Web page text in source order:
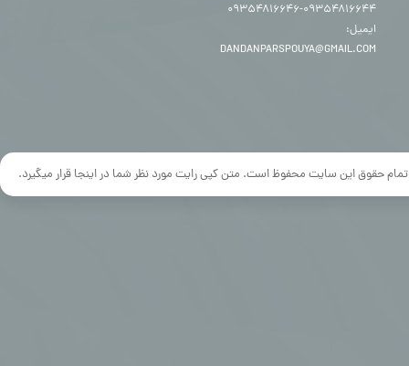
تمام حقوق این سایت محفوظ است. متن کپی رایت مورد نظر شما در اینجا قرار میگیرد.
۰۹۳۵۴۸۱۶۶۴۴-۰۹۳۵۴۸۱۶۶۴۶
ایمیل:
DANDANPARSPOUYA@GMAIL.COM